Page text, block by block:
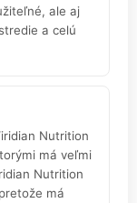
ale aj
a celú
Nutrition
má veľmi
Nutrition
má